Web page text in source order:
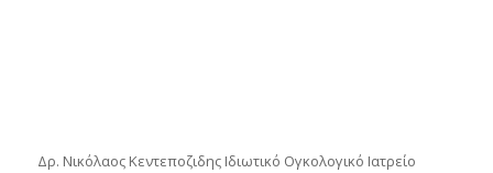
Δρ. Νικόλαος Κεντεποζιδης Ιδιωτικό Ογκολογικό Ιατρείο